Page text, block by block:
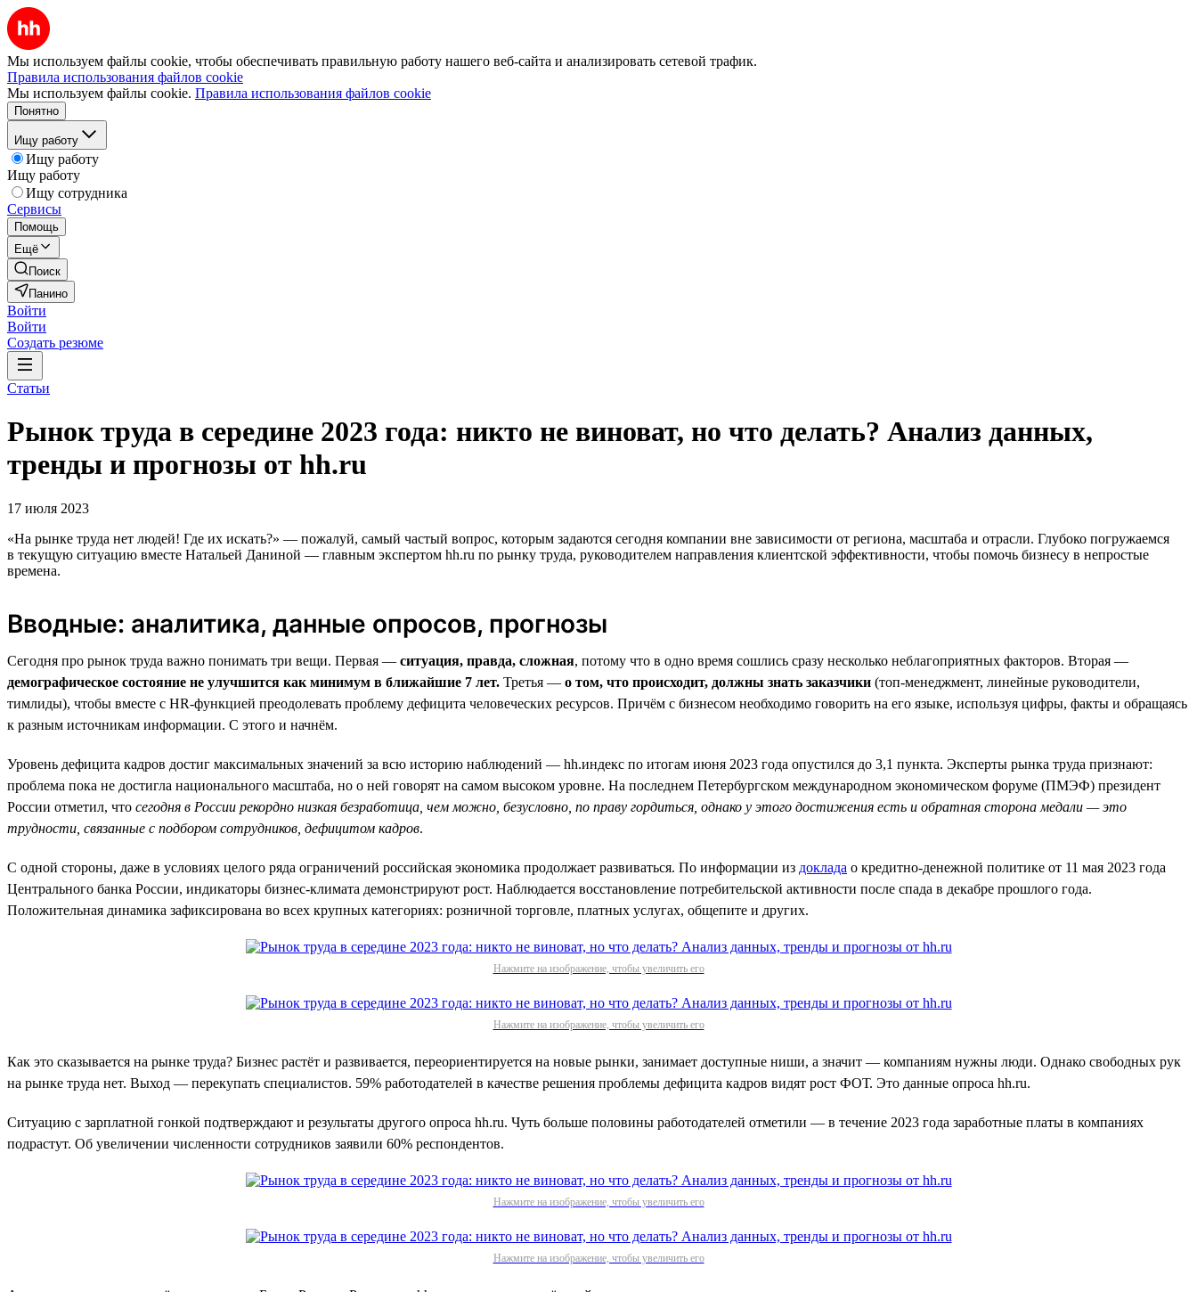
Мы используем файлы cookie, чтобы обеспечивать правильную работу нашего веб-сайта и анализировать сетевой трафик.
Правила использования файлов cookie
Мы используем файлы cookie. Правила использования файлов cookie
Понятно
Ищу работу
Ищу работу
Ищу работу
Ищу сотрудника
Сервисы
Помощь
Ещё
Поиск
Панино
Войти
Войти
Создать резюме
Статьи
Рынок труда в середине 2023 года: никто не виноват, но что делать? Анализ данных,
тренды и прогнозы от hh.ru
17 июля 2023
«На рынке труда нет людей! Где их искать?» — пожалуй, самый частый вопрос, которым задаются сегодня компании вне зависимости от региона, масштаба и отрасли. Глубоко погружаемся
в текущую ситуацию вместе Натальей Даниной — главным экспертом hh.ru по рынку труда, руководителем направления клиентской эффективности, чтобы помочь бизнесу в непростые
времена.
Вводные: аналитика, данные опросов, прогнозы
Сегодня про рынок труда важно понимать три вещи. Первая — ситуация, правда, сложная, потому что в одно время сошлись сразу несколько неблагоприятных факторов. Вторая —
демографическое состояние не улучшится как минимум в ближайшие 7 лет. Третья — о том, что происходит, должны знать заказчики (топ-менеджмент, линейные руководители,
тимлиды), чтобы вместе с HR-функцией преодолевать проблему дефицита человеческих ресурсов. Причём с бизнесом необходимо говорить на его языке, используя цифры, факты и обращаясь
к разным источникам информации. С этого и начнём.
Уровень дефицита кадров достиг максимальных значений за всю историю наблюдений — hh.индекс по итогам июня 2023 года опустился до 3,1 пункта. Эксперты рынка труда признают:
проблема пока не достигла национального масштаба, но о ней говорят на самом высоком уровне. На последнем Петербургском международном экономическом форуме (ПМЭФ) президент
России отметил, что сегодня в России рекордно низкая безработица, чем можно, безусловно, по праву гордиться, однако у этого достижения есть и обратная сторона медали — это
трудности, связанные с подбором сотрудников, дефицитом кадров.
С одной стороны, даже в условиях целого ряда ограничений российская экономика продолжает развиваться. По информации из доклада о кредитно-денежной политике от 11 мая 2023 года
Центрального банка России, индикаторы бизнес-климата демонстрируют рост. Наблюдается восстановление потребительской активности после спада в декабре прошлого года.
Положительная динамика зафиксирована во всех крупных категориях: розничной торговле, платных услугах, общепите и других.
Нажмите на изображение, чтобы увеличить его
Нажмите на изображение, чтобы увеличить его
Как это сказывается на рынке труда? Бизнес растёт и развивается, переориентируется на новые рынки, занимает доступные ниши, а значит — компаниям нужны люди. Однако свободных рук
на рынке труда нет. Выход — перекупать специалистов. 59% работодателей в качестве решения проблемы дефицита кадров видят рост ФОТ. Это данные опроса hh.ru.
Ситуацию с зарплатной гонкой подтверждают и результаты другого опроса hh.ru. Чуть больше половины работодателей отметили — в течение 2023 года заработные платы в компаниях
подрастут. Об увеличении численности сотрудников заявили 60% респондентов.
Нажмите на изображение, чтобы увеличить его
Нажмите на изображение, чтобы увеличить его